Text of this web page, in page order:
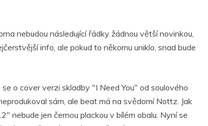
nebudou následující řádky žádnou větší novinkou,
info, ale pokud to někomu uniklo, snad bude
o cover verzi skladby "I Need You" od soulového
sám, ale beat má na svědomí Nottz. Jak
nebude jen černou plackou v bílém obalu. Nyní se